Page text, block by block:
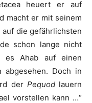
heuert er auf
macht er mit seinem
auf die gefährlichsten
schon lange nicht
es Ahab auf einen
abgesehen. Doch in
der Pequodlauern
vorstellen kann …“